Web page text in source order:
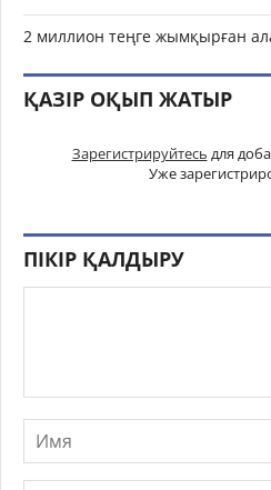
2 миллион теңге жымқырған
ҚАЗІР ОҚЫП ЖАТЫР
Зарегистрируйтесь для
Уже
ПІКІР ҚАЛДЫРУ